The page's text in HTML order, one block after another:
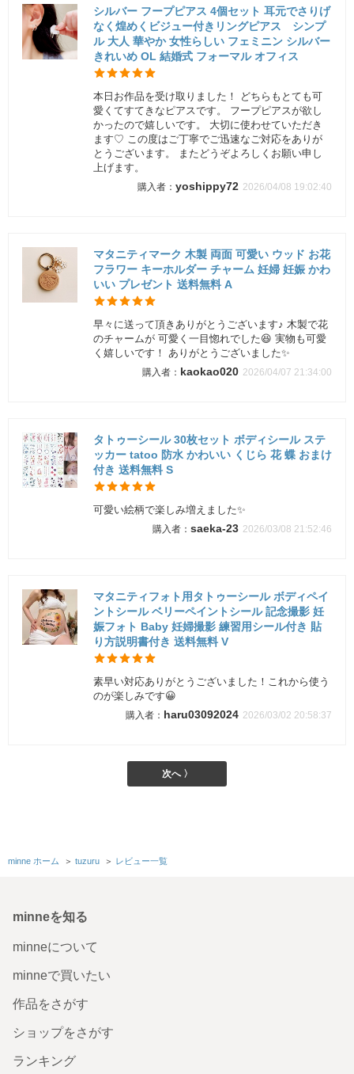
シルバー フープピアス 4個セット 耳元でさりげ
なく煌めくビジュー付きリングピアス シンプ
ル 大人 華やか 女性らしい フェミニン シルバー
きれいめ OL 結婚式 フォーマル オフィス
本日お作品を受け取りました！ どちらもとても可
愛くてすてきなピアスです。 フープピアスが欲し
かったので嬉しいです。 大切に使わせていただき
ます♡ この度はご丁寧でご迅速なご対応をありが
とうございます。 またどうぞよろしくお願い申し
上げます。
yoshippy72 2026/04/08 19:02:40
マタニティマーク 木製 両面 可愛い ウッド お花
フラワー キーホルダー チャーム 妊婦 妊娠 かわ
いい プレゼント 送料無料 A
早々に送って頂きありがとうございます♪ 木製で花
のチャームが 可愛く一目惚れでした😆 実物も可愛
く嬉しいです！ ありがとうございました✨
kaokao020 2026/04/07 21:34:00
タトゥーシール 30枚セット ボディシール ステ
ッカー tatoo 防水 かわいい くじら 花 蝶 おまけ
付き 送料無料 S
可愛い絵柄で楽しみ増えました✨
saeka-23 2026/03/08 21:52:46
マタニティフォト用タトゥーシール ボディペイ
ントシール ベリーペイントシール 記念撮影 妊
娠フォト Baby 妊婦撮影 練習用シール付き 貼
り方説明書付き 送料無料 V
素早い対応ありがとうございました！これから使う
のが楽しみです😀
haru03092024 2026/03/02 20:58:37
次へ 〉
minne ホーム ＞ tuzuru ＞ レビュー一覧
minneを知る
minneについて
minneで買いたい
作品をさがす
ショップをさがす
ランキング